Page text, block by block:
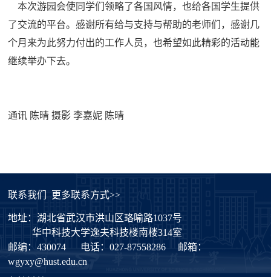
本次游园会使同学们领略了各国风情，也给各国学生提供
了交流的平台。感谢所有给与支持与帮助的老师们，感谢几
个月来为此努力付出的工作人员，也希望如此精彩的活动能
继续举办下去。
通讯 陈晴 摄影 李嘉妮 陈晴
联系我们 更多联系方式>>
地址：湖北省武汉市洪山区珞喻路1037号
华中科技大学逸夫科技楼南楼314室
邮编：430074
电话：027-87558286
邮箱：
wgyxy@hust.edu.cn